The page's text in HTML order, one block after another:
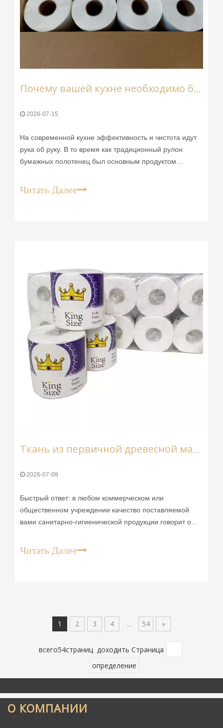
2026-07-15
На современной кухне эффективность и чистота идут
рука об руку. В то время как традиционный рулон
бумажных полотенец был основным продуктом
инновации привели к появлению превосходной
альтернативы: кухонных бумажных полотенец с
Читать Далее
2026-07-09
Быстрый ответ: в любом коммерческом или
общественном учреждении качество поставляемой
вами санитарно-гигиенической продукции говорит о
которая рвется при использовании, рулоны, которые
слишком быстро заканчиваются, или грубая текстура,
Читать Далее
1 2 3 4 ... 54 »
всего54страниц доходить Страница
определение
О КОМПАНИИ